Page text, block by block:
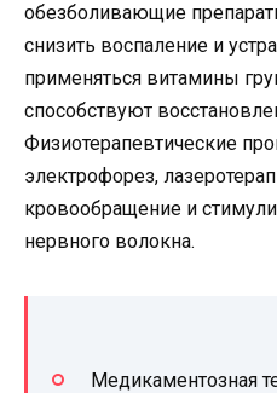
обезболивающие
снизить воспаление и
применяться витамины
способствуют
Физиотерапевтические
электрофорез,
кровообращение и
нервного волокна.
Медикаментозная